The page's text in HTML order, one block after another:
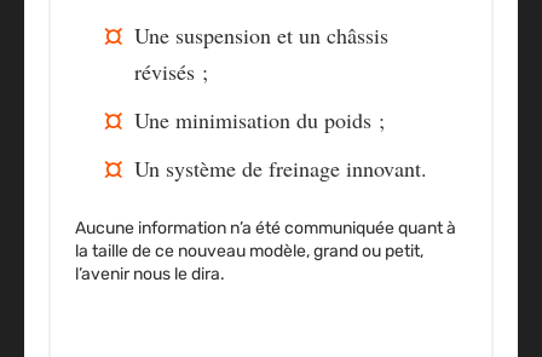
Une suspension et un châssis
révisés ;
Une minimisation du poids ;
Un système de freinage innovant.
Aucune information n’a été communiquée quant à
la taille de ce nouveau modèle,grand ou petit,
l’avenir nous le dira.